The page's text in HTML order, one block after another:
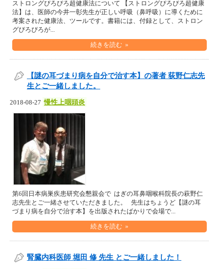
ストロングぴろぴろ超健康法について 【ストロングぴろぴろ超健康
法】は、医師の今井一彰先生が正しい呼吸（鼻呼吸）に導くために
考案された健康法、ツールです。書籍には、付録として、ストロン
グぴろぴろが...
続きを読む »
【謎の耳づまり病を自分で治す本】の著者 荻野仁志先
生とご一緒しました。
2018-08-27 慢性上咽頭炎
第6回日本病巣疾患研究会懇親会で はぎの耳鼻咽喉科院長の萩野仁
志先生とご一緒させていただきました。 先生はちょうど【謎の耳
づまり病を自分で治す本】を出版されたばかりで会場で...
続きを読む »
腎臓内科医師 堀田 修 先生 とご一緒しました！